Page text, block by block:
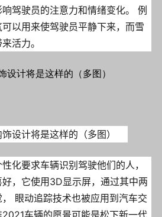
驾驶员的注意力和情绪变化。 例
以用来使驾驶员平静下来，而雪
活力。
化要求车辆识别驾驶他们的人，
，它使用3D显示屏，通过其中两
眼动追踪技术也被应用到汽车交
车辆的愿景可能是松下新一代